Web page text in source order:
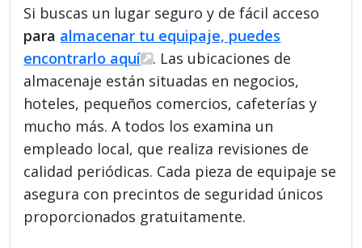
Si buscas un lugar seguro y de fácil acceso
para almacenar tu equipaje, puedes
encontrarlo aquí
. Las ubicaciones de
almacenaje están situadas en negocios,
hoteles, pequeños comercios, cafeterías y
mucho más. A todos los examina un
empleado local, que realiza revisiones de
calidad periódicas. Cada pieza de equipaje se
asegura con precintos de seguridad únicos
proporcionados gratuitamente.